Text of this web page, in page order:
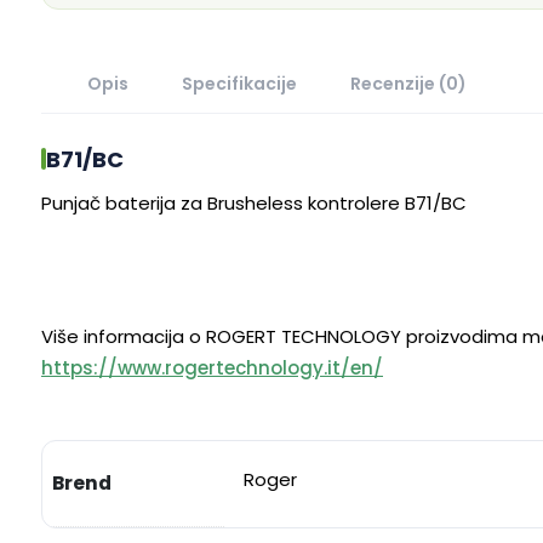
Opis Specifikacije Recenzije (0)
B71/BC
Punjač baterija za Brusheless kontrolere B71/BC
Više informacija o ROGERT TECHNOLOGY
https://www.rogertechnology.it/en/
Brend Roger